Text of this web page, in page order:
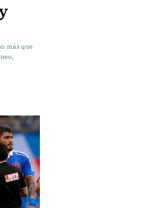
más que